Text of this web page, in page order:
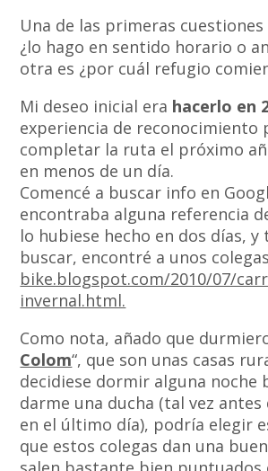
Una de las primeras cuestiones
¿lo hago en sentido horario o
otra es ¿por cuál refugio
Mi deseo inicial era hacerlo en
experiencia de reconocimiento
completar la ruta el próximo
en menos de un día.
Comencé a buscar info en
encontraba alguna referencia
lo hubiese hecho en dos días, y
buscar, encontré a unos
bike.blogspot.com/2010/07/
invernal.html.
Como nota, añado que
Colom“, que son unas casas
decidiese dormir alguna noche
darme una ducha (tal vez antes
en el último día), podría elegir
que estos colegas dan una